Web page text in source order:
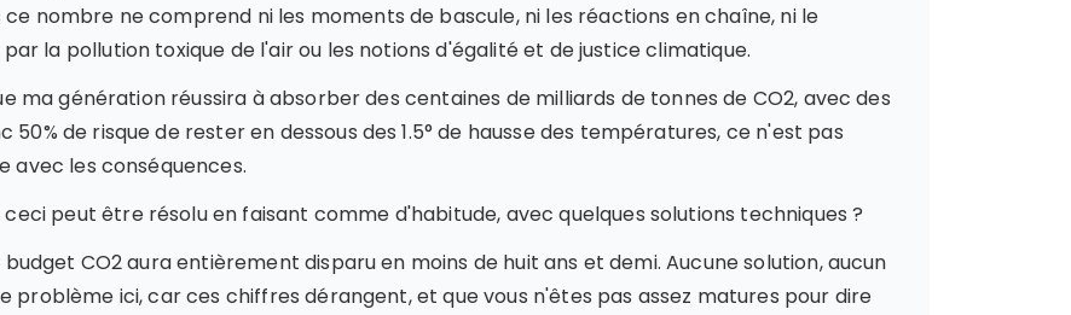
nombre ne comprend ni les moments de bascule, ni les réactions en chaîne, ni le
la pollution toxique de l'air ou les notions d'égalité et de justice climatique.
ma génération réussira à absorber des centaines de milliards de tonnes de CO2, avec des
de risque de rester en dessous des 1.5° de hausse des températures, ce n'est pas
avec les conséquences.
peut être résolu en faisant comme d'habitude, avec quelques solutions techniques ?
CO2 aura entièrement disparu en moins de huit ans et demi. Aucune solution, aucun
problème ici, car ces chiffres dérangent, et que vous n'êtes pas assez matures pour dire